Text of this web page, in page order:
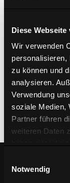
Diese
Wir verwenden
personalisieren,
zu können und
analysieren.
Verwendung
soziale Medien,
Partner führen
weiteren Daten
Notwendig